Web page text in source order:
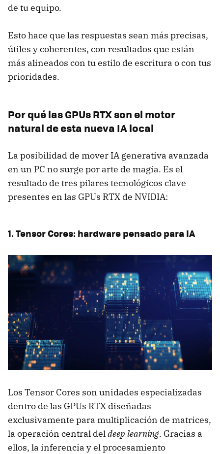
de tu equipo.
Esto hace que las respuestas sean más precisas,
útiles y coherentes, con resultados que están
más alineados con tu estilo de escritura o con tus
prioridades.
Por qué las GPUs RTX son el motor
natural de esta nueva IA local
La posibilidad de mover IA generativa avanzada
en un PC no surge por arte de magia. Es el
resultado de tres pilares tecnológicos clave
presentes en las GPUs RTX de NVIDIA:
1. Tensor Cores: hardware pensado para IA
Los Tensor Cores son unidades especializadas
dentro de las GPUs RTX diseñadas
exclusivamente para multiplicación de matrices,
la operación central deldeep learning. Gracias a
ellos, la inferencia y el procesamiento